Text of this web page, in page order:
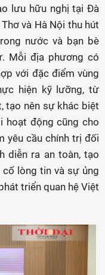
lưu hữu nghị tại Đà
và Hà Nội thu hút
nước và bạn bè
Mỗi địa phương có
với đặc điểm vùng
hiện kỹ lưỡng, từ
tạo nên sự khác biệt
hoạt động cũng cho
yêu cầu chính trị đối
diễn ra an toàn, tạo
lòng tin và sự ủng
triển quan hệ Việt